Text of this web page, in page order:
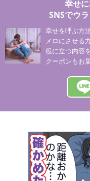
幸せ
SNSでウ
幸せを呼ぶ方
メロにさせる
役に立つ内容
クーポンもお